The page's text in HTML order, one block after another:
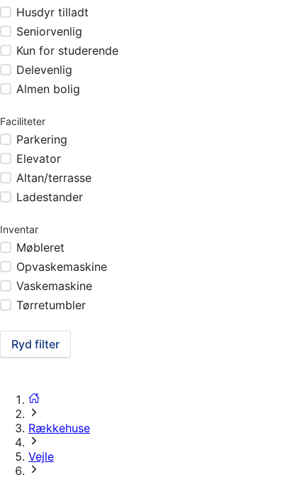
Husdyr tilladt
Seniorvenlig
Kun for studerende
Delevenlig
Almen bolig
Faciliteter
Parkering
Elevator
Altan/terrasse
Ladestander
Inventar
Møbleret
Opvaskemaskine
Vaskemaskine
Tørretumbler
Ryd filter
Rækkehuse
Vejle